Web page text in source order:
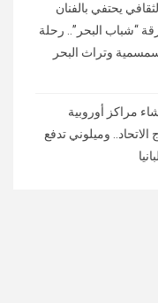
يحتفي بالفنان
“شباب البحر”.. رحلة
وتراث البحر
مراكز أوروبية
وميلوني تدفع